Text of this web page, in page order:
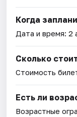
Когда
Дата и время:2
Сколько
Стоимость
Есть ли
Возрастные